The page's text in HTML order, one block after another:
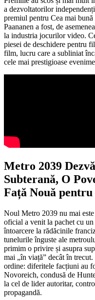
a dezvoltatorilor
premiul pentru Cea mai
Paananen a fost, de
la industria jocurilor video.
piesei de deschidere pentru
film, lucru care a subliniat
cele mai prestigioase
Metro 2039
Subterană, O
Față Nouă pentru
Noul Metro 2039 nu mai
oficial a venit la pachet cu
întoarcere la rădăcinile
tunelurile înguste ale
primim o privire și asupra
mai „în viață” decât în
ordine: diferitele facțiuni au
Novoreich, condusă de
la cel de lider autoritar,
propagandă.